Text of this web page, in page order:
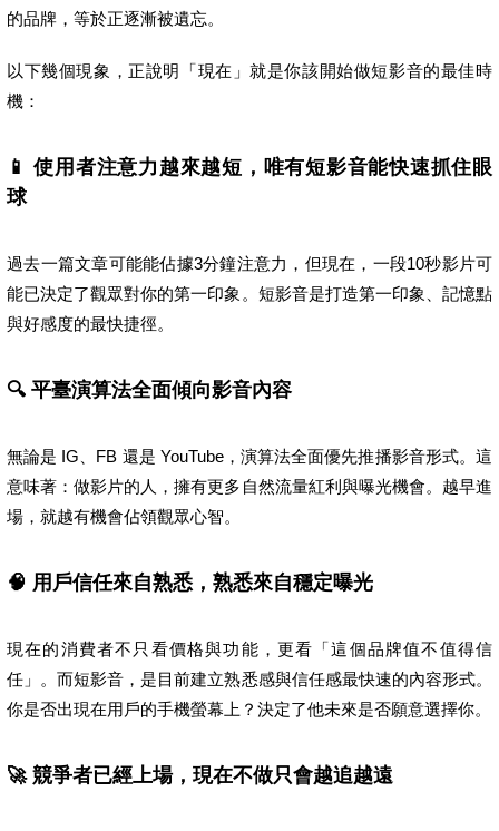
的品牌，等於正逐漸被遺忘。
以下幾個現象，正說明「現在」就是你該開始做短影音的最佳時
機：
📱 使用者注意力越來越短，唯有短影音能快速抓住眼
球
過去一篇文章可能能佔據3分鐘注意力，但現在，一段10秒影片可
能已決定了觀眾對你的第一印象。短影音是打造第一印象、記憶點
與好感度的最快捷徑。
🔍 平臺演算法全面傾向影音內容
無論是 IG、FB 還是 YouTube，演算法全面優先推播影音形式。這
意味著：做影片的人，擁有更多自然流量紅利與曝光機會。越早進
場，就越有機會佔領觀眾心智。
🧠 用戶信任來自熟悉，熟悉來自穩定曝光
現在的消費者不只看價格與功能，更看「這個品牌值不值得信
任」。而短影音，是目前建立熟悉感與信任感最快速的內容形式。
你是否出現在用戶的手機螢幕上？決定了他未來是否願意選擇你。
🚀 競爭者已經上場，現在不做只會越追越遠